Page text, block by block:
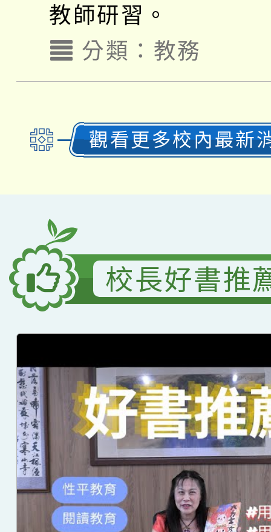
教師研習。
分類： 教務
觀看更多校內最新
校長好書推